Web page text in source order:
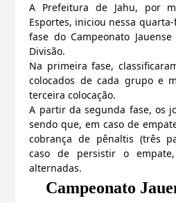
A Prefeitura de Jahu, por
Esportes, iniciou nessa
fase doCampeonato
Divisão.
Na primeira fase,
colocados de cada grupo e
terceira colocação.
A partir da segunda fase, os
sendo que, em caso de
cobrança de pênaltis (três
caso de persistir o
alternadas.
Campeonato